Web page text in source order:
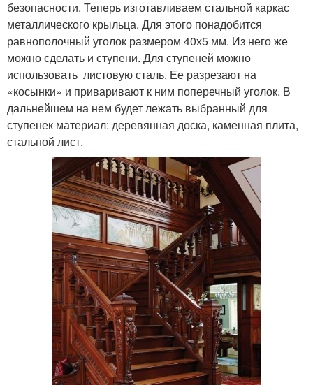
безопасности. Теперь изготавливаем стальной каркас
металлического крыльца. Для этого понадобится
равнополочный уголок размером 40х5 мм. Из него же
можно сделать и ступени. Для ступеней можно
использовать листовую сталь. Ее разрезают на
«косынки» и приваривают к ним поперечный уголок. В
дальнейшем на нем будет лежать выбранный для
ступенек материал: деревянная доска, каменная плита,
стальной лист.